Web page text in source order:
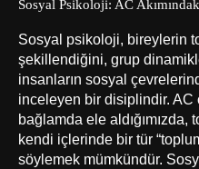
Sosyal Psikoloji: AC
Sosyal psikoloji, bireylerin
şekillendiğini, grup
insanların sosyal
inceleyen bir disiplindir. AC
bağlamda ele aldığımızda,
kendi içlerinde bir tür
söylemek mümkündür.